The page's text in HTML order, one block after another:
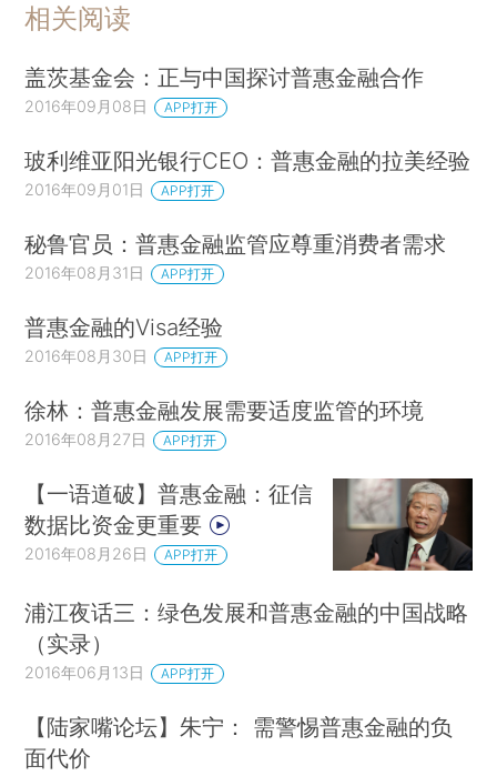
相关阅读
盖茨基金会：正与中国探讨普惠金融合作
2016年09月08日 APP打开
玻利维亚阳光银行CEO：普惠金融的拉美经验
2016年09月01日 APP打开
秘鲁官员：普惠金融监管应尊重消费者需求
2016年08月31日 APP打开
普惠金融的Visa经验
2016年08月30日 APP打开
徐林：普惠金融发展需要适度监管的环境
2016年08月27日 APP打开
【一语道破】普惠金融：征信
数据比资金更重要
2016年08月26日 APP打开
浦江夜话三：绿色发展和普惠金融的中国战略
（实录）
2016年06月13日 APP打开
【陆家嘴论坛】朱宁： 需警惕普惠金融的负
面代价